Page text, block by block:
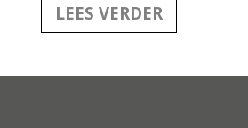
LEES VERDER